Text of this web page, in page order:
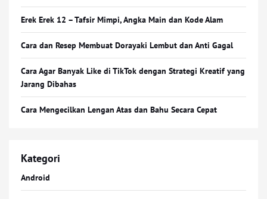
Erek Erek 12 – Tafsir Mimpi, Angka Main dan Kode Alam
Cara dan Resep Membuat Dorayaki Lembut dan Anti Gagal
Cara Agar Banyak Like di TikTok dengan Strategi Kreatif yang
Jarang Dibahas
Cara Mengecilkan Lengan Atas dan Bahu Secara Cepat
Kategori
Android